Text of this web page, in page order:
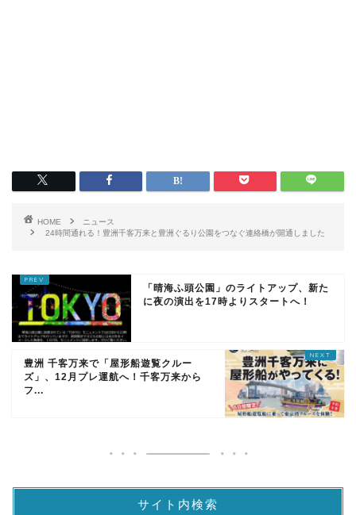
HOME
ニュース
24時間通れる！豊洲千客万来と豊洲ぐるり公園をつなぐ連絡橋が開通しました
「晴海ふ頭公園」のライトアップ、新た
に夜の演出を17時よりスタートへ！
豊洲 千客万来で「屋形船遊覧クルー
ズ」、12月プレ運航へ！千客万来から
フ...
サイト内検索